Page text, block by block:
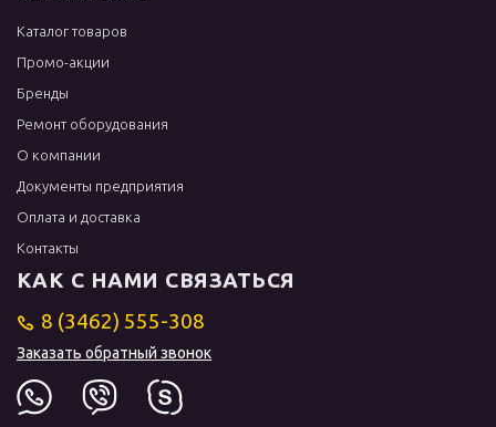
Каталог товаров
Промо-акции
Бренды
Ремонт оборудования
О компании
Документы предприятия
Оплата и доставка
Контакты
КАК С НАМИ СВЯЗАТЬСЯ
8 (3462) 555-308
Заказать обратный звонок